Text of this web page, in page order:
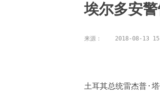
埃尔多安
来源： 2018-08-13
土耳其总统雷杰普·